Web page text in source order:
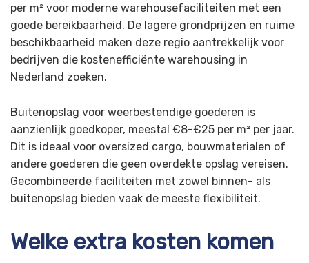
per m² voor moderne warehousefaciliteiten met een
goede bereikbaarheid. De lagere grondprijzen en ruime
beschikbaarheid maken deze regio aantrekkelijk voor
bedrijven die kostenefficiënte warehousing in
Nederland zoeken.
Buitenopslag voor weerbestendige goederen is
aanzienlijk goedkoper, meestal €8-€25 per m² per jaar.
Dit is ideaal voor oversized cargo, bouwmaterialen of
andere goederen die geen overdekte opslag vereisen.
Gecombineerde faciliteiten met zowel binnen- als
buitenopslag bieden vaak de meeste flexibiliteit.
Welke extra kosten komen